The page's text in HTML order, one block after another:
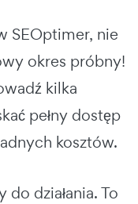
SEOptimer, nie
okres próbny!
kilka
pełny dostęp
kosztów.
działania. To